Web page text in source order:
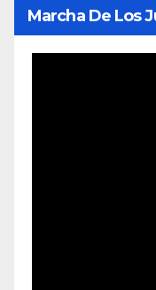
Marcha De Los